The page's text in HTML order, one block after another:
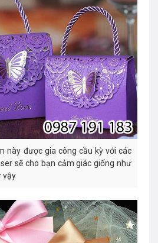
này được gia công cầu kỳ với các
sẽ cho bạn cảm giác giống như
vậy